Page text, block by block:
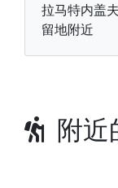
拉马特内盖
留地附近
附近